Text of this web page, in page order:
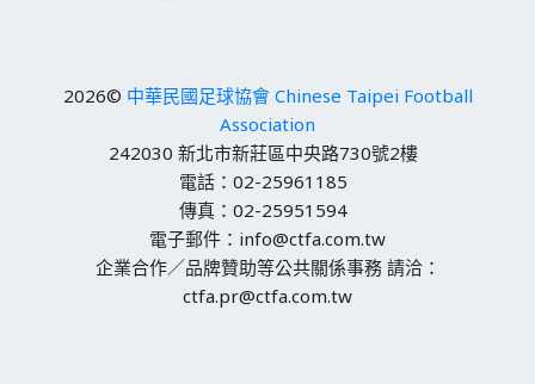
2026© 中華民國足球協會 Chinese Taipei Football
Association
242030 新北市新莊區中央路730號2樓
電話：02-25961185
傳真：02-25951594
電子郵件：info@ctfa.com.tw
企業合作／品牌贊助等公共關係事務 請洽：
ctfa.pr@ctfa.com.tw